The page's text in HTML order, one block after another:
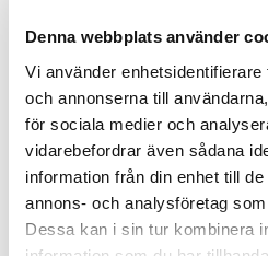
Denna webbplats använder
Vi använder
och annonserna till
för sociala medier och
vidarebefordrar även sådana
information från din enhet till
annons- och analysföretag
Dessa kan i sin tur kombinera
Tanglefree Detangling Brush Lila
- Hårborste